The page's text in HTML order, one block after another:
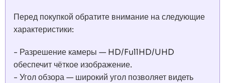
Перед покупкой обратите внимание на следующие
характеристики:
- Разрешение камеры — HD/FullHD/UHD
обеспечит чёткое изображение.
- Угол обзора — широкий угол позволяет видеть